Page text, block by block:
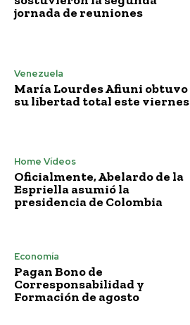
jornada de reuniones
Venezuela
María Lourdes Afiuni obtuvo
su libertad total este viernes
Home Vídeos
Oficialmente, Abelardo de la
Espriella asumió la
presidencia de Colombia
Economía
Pagan Bono de
Corresponsabilidad y
Formación de agosto